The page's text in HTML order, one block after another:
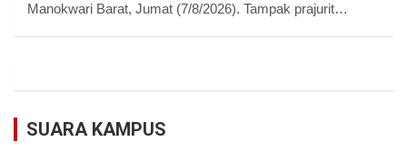
Manokwari Barat, Jumat (7/8/2026). Tampak prajurit…
SUARA KAMPUS